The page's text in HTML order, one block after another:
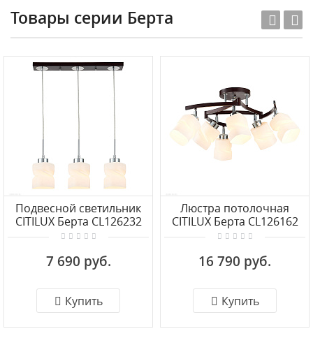
Товары серии Берта
Подвесной светильник
CITILUX Берта CL126232
7 690 руб.
Купить
Люстра потолочная
CITILUX Берта CL126162
16 790 руб.
Купить